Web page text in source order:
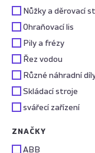
Nůžky a děrovací
Ohraňovací lis
Pily a frézy
Řez vodou
Různé náhradní
Skládací stroje
svářecí zařízení
ZNAČKY
ABB